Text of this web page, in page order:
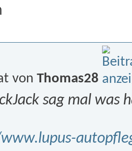
von Thomas28
sag mal was